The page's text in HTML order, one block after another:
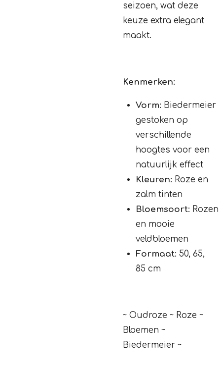
seizoen, wat deze
keuze extra elegant
maakt.
Kenmerken:
Vorm: Biedermeier
gestoken op
verschillende
hoogtes voor een
natuurlijk effect
Kleuren: Roze en
zalm tinten
Bloemsoort: Rozen
en mooie
veldbloemen
Formaat: 50, 65,
85 cm
~ Oudroze ~ Roze ~
Bloemen ~
Biedermeier ~